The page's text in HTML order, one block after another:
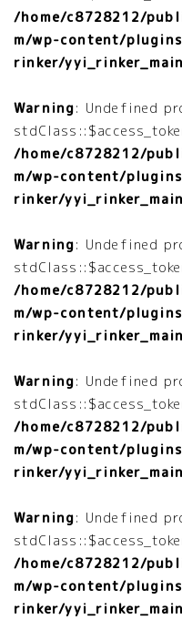
/home/c8728212/
m/wp-content/
rinker/
Warning: Undefined
/home/c8728212/
m/wp-content/
rinker/
Warning: Undefined
/home/c8728212/
m/wp-content/
rinker/
Warning: Undefined
/home/c8728212/
m/wp-content/
rinker/
Warning: Undefined
/home/c8728212/
m/wp-content/
rinker/